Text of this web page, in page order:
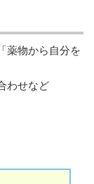
薬物から自分を
わせなど